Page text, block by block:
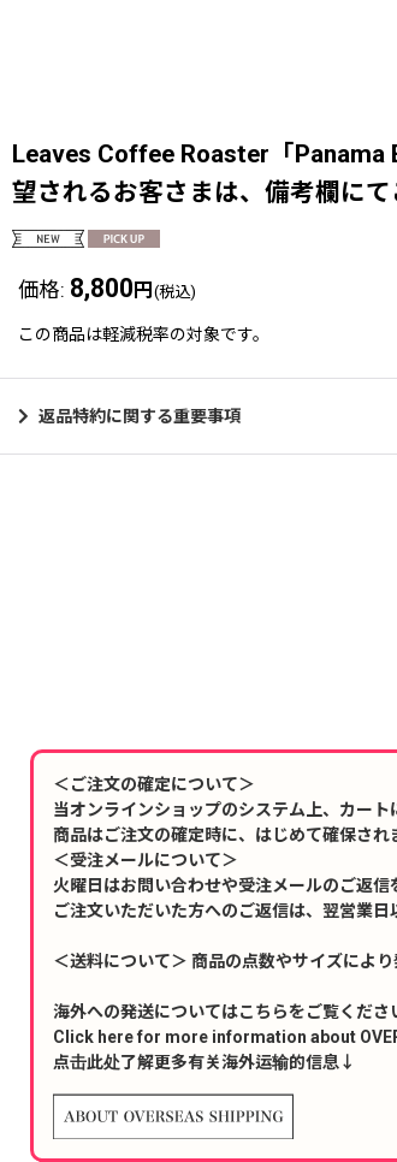
Leaves Coffee Roaster「
望されるお客さまは、備考欄にて
価格: 8,800 円 (税込)
この商品は軽減税率の対象です。
返品特約に関する重要事項
＜ご注文の確定について＞
当オンラインショップのシステム上、カート
商品はご注文の確定時に、はじめて確保され
＜受注メールについて＞
火曜日はお問い合わせや受注メールのご返信
ご注文いただいた方へのご返信は、翌営業日
＜送料について＞ 商品の点数やサイズによ
海外への発送についてはこちらをご覧くださ
Click here for more information about
点击此处了解更多有关海外运输的信息↓